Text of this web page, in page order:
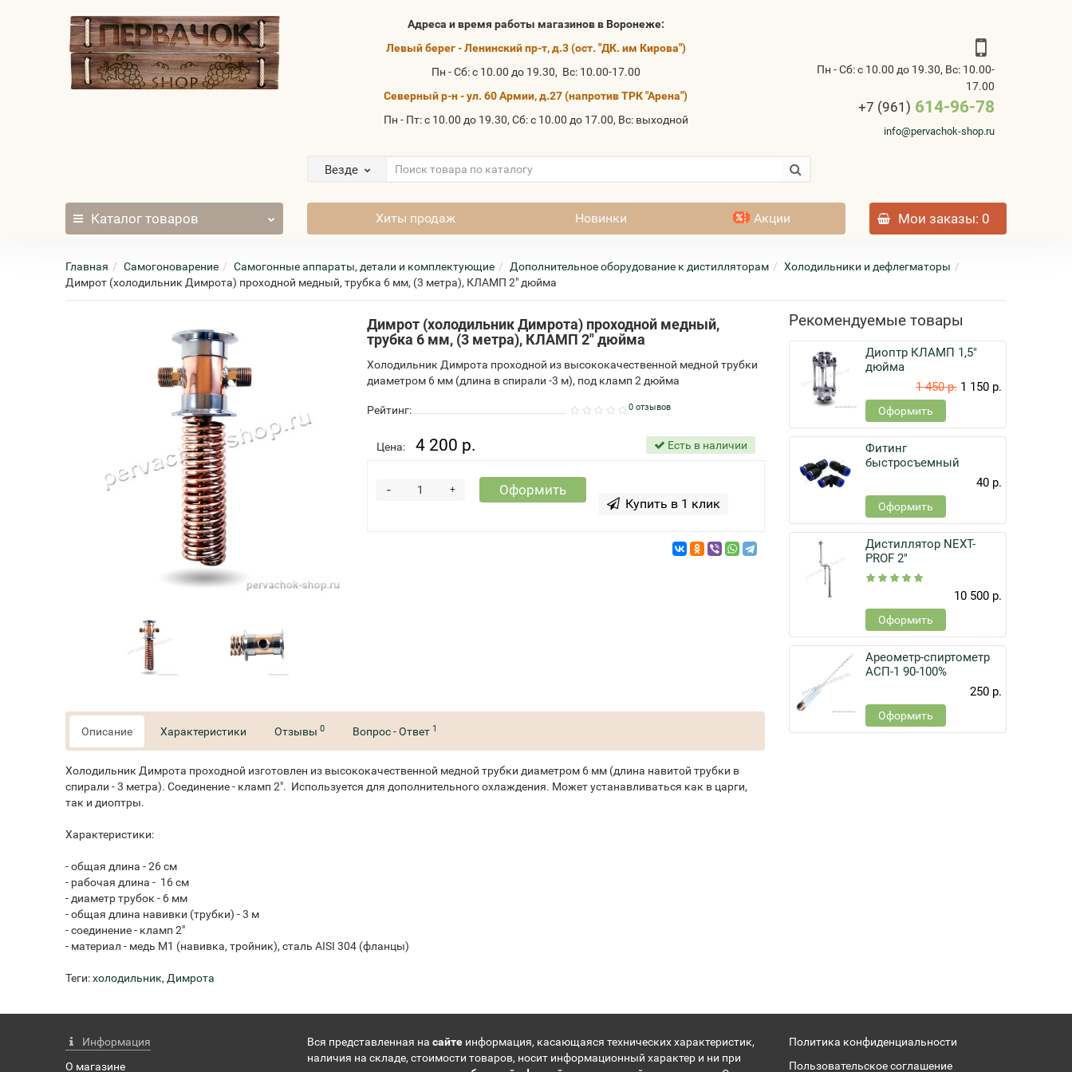
Адреса и время работы магазинов в Воронеже:
Левый берег - Ленинский пр-т, д.3 (ост. "ДК. им Кирова")
Пн - Сб: с 10.00 до 19.30, Вс: 10.00-17.00
Северный р-н - ул. 60 Армии, д.27 (напротив ТРК "Арена")
Пн - Пт: с 10.00 до 19.30, Сб: с 10.00 до 17.00, Вс: выходной
Везде
Пн - Сб: с 10.00 до 19.30, Вс: 10.00-
17.00
+7 (961) 614-96-78
info@pervachok-shop.ru
Каталог товаров Хиты продаж Новинки Акции Мои заказы: 0
Главная Самогоноварение Самогонные аппараты, детали и комплектующие Дополнительное оборудование к дистилляторам
Холодильники и дефлегматоры
Димрот (холодильник Димрота) проходной медный, трубка 6 мм, (3 метра), КЛАМП 2" дюйма
Димрот (холодильник Димрота) проходной медный,
трубка 6 мм, (3 метра), КЛАМП 2" дюйма
Холодильник Димрота проходной из высококачественной медной трубки
диаметром 6 мм (длина в спирали -3 м), под кламп 2 дюйма
Рейтинг: 0 отзывов
Цена: 4 200 р. Есть в наличии
+
- Оформить
Купить в 1 клик
Описание Характеристики Отзывы0 Вопрос - Ответ 1
Холодильник Димрота проходной изготовлен из высококачественной медной трубки диаметром 6 мм (длина навитой трубки в
спирали - 3 метра). Соединение - кламп 2". Используется для дополнительного охлаждения. Может устанавливаться как в царги,
так и диоптры.
Характеристики:
- общая длина - 26 см
- рабочая длина - 16 см
- диаметр трубок - 6 мм
- общая длина навивки (трубки) - 3 м
- соединение - кламп 2"
- материал - медь М1 (навивка, тройник), сталь AISI 304 (фланцы)
Теги:холодильник, Димрота
Рекомендуемые товары
Диоптр КЛАМП 1,5"
дюйма
1 450 р. 1 150 р.
Оформить
Фитинг
быстросъемный
40 р.
Оформить
Дистиллятор NEXT-
PROF 2"
10 500 р.
Оформить
Ареометр-спиртометр
АСП-1 90-100%
250 р.
Оформить
Информация
О магазине
Вся представленная на сайтеинформация, касающаяся технических характеристик,
наличия на складе, стоимости товаров, носит информационный характер и ни при
Политика конфиденциальности
Пользовательское соглашение